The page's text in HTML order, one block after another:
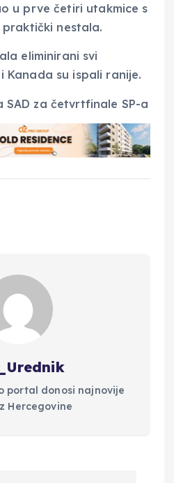
u prve četiri utakmice s
nestala.
eliminirani svi
Kanada su ispali ranije.
portal donosi najnovije
Hercegovine